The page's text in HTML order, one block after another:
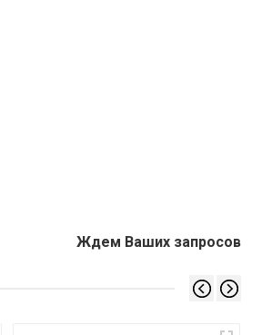
Ждем Ваших запросов